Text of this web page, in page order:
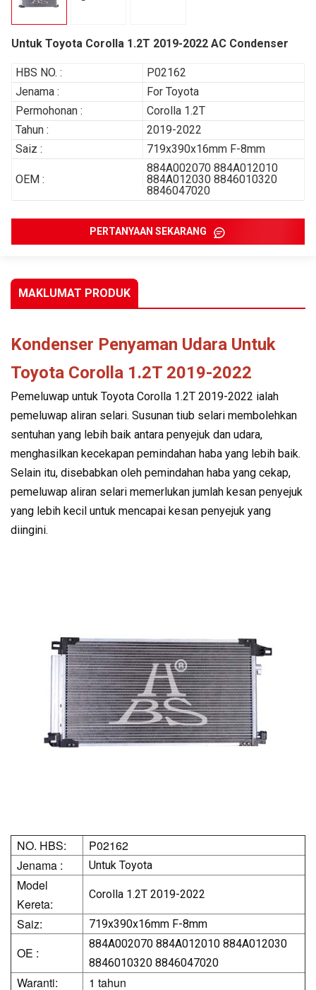
Untuk Toyota Corolla 1.2T 2019-2022 AC Condenser
HBS NO. :
P02162
Jenama :
For Toyota
Permohonan :
Corolla 1.2T
Tahun :
2019-2022
Saiz :
719x390x16mm F-8mm
OEM :
884A002070 884A012010
884A012030 8846010320
8846047020
PERTANYAAN SEKARANG
MAKLUMAT PRODUK
Kondenser Penyaman Udara Untuk
Toyota Corolla 1.2T 2019-2022
Pemeluwap untuk Toyota Corolla 1.2T 2019-2022 ialah
pemeluwap aliran selari. Susunan tiub selari membolehkan
sentuhan yang lebih baik antara penyejuk dan udara,
menghasilkan kecekapan pemindahan haba yang lebih baik.
Selain itu, disebabkan oleh pemindahan haba yang cekap,
pemeluwap aliran selari memerlukan jumlah kesan penyejuk
yang lebih kecil untuk mencapai kesan penyejuk yang
diingini.
NO. HBS:
P02162
Jenama :
Untuk Toyota
Model
Kereta:
Corolla 1.2T 2019-2022
Saiz: 719x390x16mm F-8mm
OE :
884A002070 884A012010 884A012030
8846010320 8846047020
Waranti: 1 tahun